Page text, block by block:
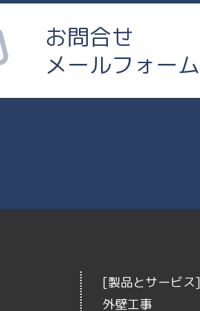
お問合せ
メールフォーム
[製品とサービス]
外壁工事